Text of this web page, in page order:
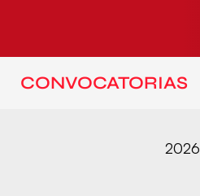
CONVOCATORIAS
2026